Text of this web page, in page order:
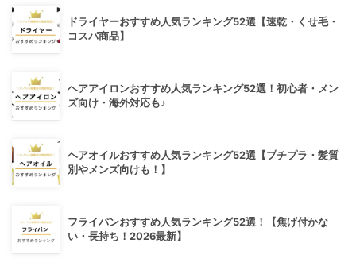
ドライヤーおすすめ人気ランキング52選【速乾・くせ毛・
コスパ商品】
ヘアアイロンおすすめ人気ランキング52選！初心者・メン
ズ向け・海外対応も♪
ヘアオイルおすすめ人気ランキング52選【プチプラ・髪質
別やメンズ向けも！】
フライパンおすすめ人気ランキング52選！【焦げ付かな
い・長持ち！2026最新】